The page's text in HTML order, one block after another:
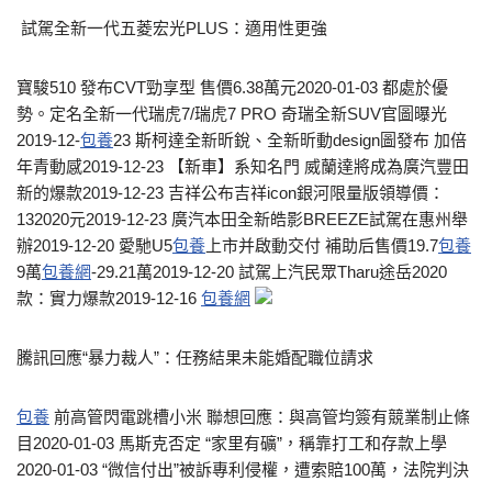
​ 試駕全新一代五菱宏光PLUS：適用性更強
寶駿510 發布CVT勁享型 售價6.38萬元2020-01-03 ​都處於優
勢。定名全新一代瑞虎7/瑞虎7 PRO 奇瑞全新SUV官圖曝光
2019-12-包養23 斯柯達全新昕銳、全新昕動design圖發布 加倍
年青動感2019-12-23 【新車】系知名門 威蘭達將成為廣汽豐田
新的爆款2019-12-23 吉祥公布吉祥icon銀河限量版領導價：
132020元2019-12-23 ​廣汽本田全新皓影BREEZE試駕在惠州舉
辦2019-12-20 愛馳U5包養 上市并啟動交付 補助后售價19.7包養
9萬包養網-29.21萬2019-12-20 試駕上汽民眾Tharu途岳2020
款：實力爆款2019-12-16 包養網
騰訊回應“暴力裁人”：任務結果未能婚配職位請求
包養 前高管閃電跳槽小米 聯想回應：與高管均簽有競業制止條
目2020-01-03 馬斯克否定 “家里有礦”，稱靠打工和存款上學
2020-01-03 “微信付出”被訴專利侵權，遭索賠100萬，法院判決